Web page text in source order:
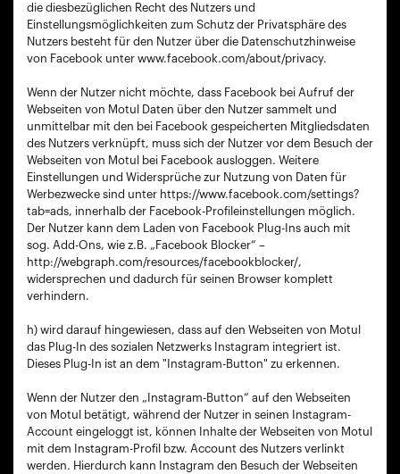
die diesbezüglichen Recht des Nutzers und
Einstellungsmöglichkeiten zum Schutz der Privatsphäre des
Nutzers besteht für den Nutzer über die Datenschutzhinweise
von Facebook unter www.facebook.com/about/privacy.
Wenn der Nutzer nicht möchte, dass Facebook bei Aufruf der
Webseiten von Motul Daten über den Nutzer sammelt und
unmittelbar mit den bei Facebook gespeicherten Mitgliedsdaten
des Nutzers verknüpft, muss sich der Nutzer vor dem Besuch der
Webseiten von Motul bei Facebook ausloggen. Weitere
Einstellungen und Widersprüche zur Nutzung von Daten für
Werbezwecke sind unter https://www.facebook.com/settings?
tab=ads, innerhalb der Facebook-Profileinstellungen möglich.
Der Nutzer kann dem Laden von Facebook Plug-Ins auch mit
sog. Add-Ons, wie z.B. „Facebook Blocker“ –
http://webgraph.com/resources/facebookblocker/,
widersprechen und dadurch für seinen Browser komplett
verhindern.
h) wird darauf hingewiesen, dass auf den Webseiten von Motul
das Plug-In des sozialen Netzwerks Instagram integriert ist.
Dieses Plug-In ist an dem "Instagram-Button" zu erkennen.
Wenn der Nutzer den „Instagram-Button“ auf den Webseiten
von Motul betätigt, während der Nutzer in seinen Instagram-
Account eingeloggt ist, können Inhalte der Webseiten von Motul
mit dem Instagram-Profil bzw. Account des Nutzers verlinkt
werden. Hierdurch kann Instagram den Besuch der Webseiten